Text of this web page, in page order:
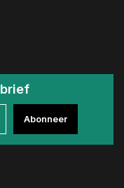
Abonneer